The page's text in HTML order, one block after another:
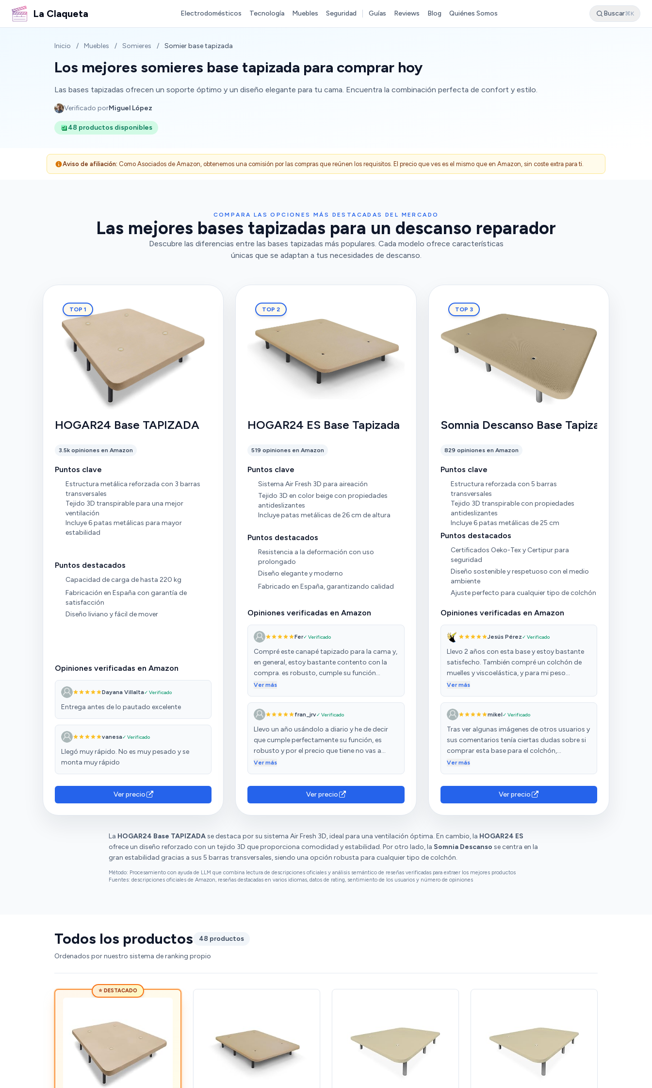
La Claqueta Electrodomésticos Tecnología Muebles Seguridad Guías Reviews Blog Quiénes Somos Buscar⌘K
Inicio / Muebles / Somieres / Somier base tapizada
Los mejores somieres base tapizada para comprar hoy
Las bases tapizadas ofrecen un soporte óptimo y un diseño elegante para tu cama. Encuentra la combinación perfecta de confort y estilo.
Verificado porMiguel López
48 productos disponibles
Aviso de afiliación: Como Asociados de Amazon, obtenemos una comisión por las compras que reúnen los requisitos. El precio que ves es el mismo que en Amazon, sin coste extra para ti.
COMPARA LAS OPCIONES MÁS DESTACADAS DEL MERCADO
Las mejores bases tapizadas para un descanso reparador
Descubre las diferencias entre las bases tapizadas más populares. Cada modelo ofrece características
únicas que se adaptan a tus necesidades de descanso.
TOP 1
HOGAR24 Base TAPIZADA
3.5k opiniones en Amazon
Puntos clave
Estructura metálica reforzada con 3 barras
transversales
Tejido 3D transpirable para una mejor
ventilación
Incluye 6 patas metálicas para mayor
estabilidad
Puntos destacados
Capacidad de carga de hasta 220 kg
Fabricación en España con garantía de
satisfacción
Diseño liviano y fácil de mover
Opiniones verificadas en Amazon
Dayana Villalta✓ Verificado
Entrega antes de lo pautado excelente
vanesa✓ Verificado
Llegó muy rápido. No es muy pesado y se
monta muy rápido
Ver precio
TOP 2
HOGAR24 ES Base Tapizada
519 opiniones en Amazon
Puntos clave
Sistema Air Fresh 3D para aireación
Tejido 3D en color beige con propiedades
antideslizantes
Incluye patas metálicas de 26 cm de altura
Puntos destacados
Resistencia a la deformación con uso
prolongado
Diseño elegante y moderno
Fabricado en España, garantizando calidad
Opiniones verificadas en Amazon
Fer✓ Verificado
Compré este canapé tapizado para la cama y,
en general, estoy bastante contento con la
compra. es robusto, cumple su función
perfectamente. El único inconveniente fue que
patas, por lo que tuve que hacerlos yo mismo.
No fue difícil, pero no sabía que debía hacerlo.
A pesar de eso, el producto es de buena
calidad y lo recomiendo si buscas algo
económico y funcional. Solo ten en cuenta
Ver más
fran_jrv✓ Verificado
Llevo un año usándolo a diario y he de decir
que cumple perfectamente su función, es
robusto y por el precio que tiene no vas a
encontrar nada mejor. Llegó rápido y bien
perfectamente con las manos sin necesidad
de tener herramientas).
Ver más
Ver precio
TOP 3
Somnia Descanso Base Tapizada
829 opiniones en Amazon
Puntos clave
Estructura reforzada con 5 barras
transversales
Tejido 3D transpirable con propiedades
antideslizantes
Incluye 6 patas metálicas de 25 cm
Puntos destacados
Certificados Oeko-Tex y Certipur para
seguridad
Diseño sostenible y respetuoso con el medio
ambiente
Ajuste perfecto para cualquier tipo de colchón
Opiniones verificadas en Amazon
Jesús Pérez✓ Verificado
Llevo 2 años con esta base y estoy bastante
satisfecho. También compré un colchón de
muelles y viscoelástica, y para mi peso
aguanta genial.
Ver más
mikel✓ Verificado
Tras ver algunas imágenes de otros usuarios y
sus comentarios tenía ciertas dudas sobre si
comprar esta base para el colchón,
igualmente por precio decidí comprarlo. Esta
tiene. El producto llegó en perfectas
condiciones, bien embalado y con todas las
piezas bien protegidas. Lo recomiendo.
Ver más
Ver precio
La HOGAR24 Base TAPIZADAse destaca por su sistema Air Fresh 3D, ideal para una ventilación óptima. En cambio, la HOGAR24 ES
ofrece un diseño reforzado con un tejido 3D que proporciona comodidad y estabilidad. Por otro lado, la Somnia Descanso se centra en la
gran estabilidad gracias a sus 5 barras transversales, siendo una opción robusta para cualquier tipo de colchón.
Método: Procesamiento con ayuda de LLM que combina lectura de descripciones oficiales y análisis semántico de reseñas verificadas para extraer los mejores productos
Fuentes: descripciones oficiales de Amazon, reseñas destacadas en varios idiomas, datos de rating, sentimiento de los usuarios y número de opiniones
Todos los productos 48 productos
Ordenados por nuestro sistema de ranking propio
⭐ DESTACADO